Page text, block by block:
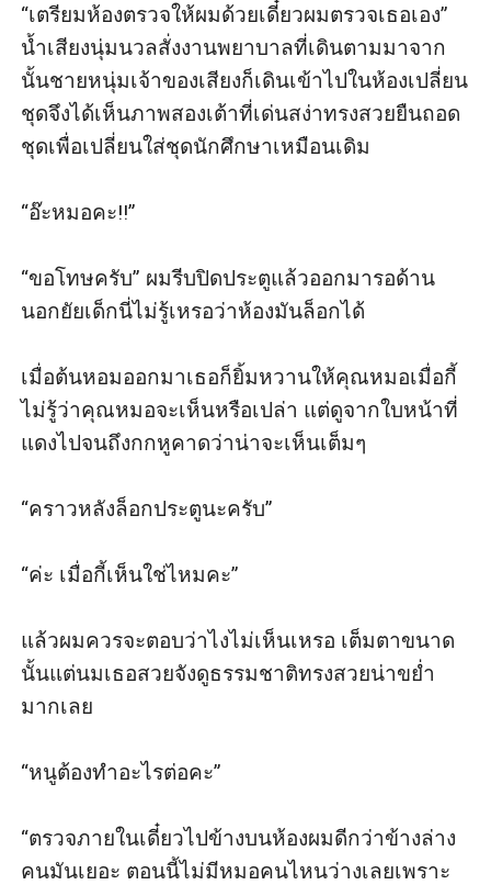
“เตรียมห้องตรวจให้ผมด้วยเดี๋ยวผมตรวจเธอเอง”
น้ำเสียงนุ่มนวลสั่งงานพยาบาลที่เดินตามมาจาก
นั้นชายหนุ่มเจ้าของเสียงก็เดินเข้าไปในห้องเปลี่ยน
ชุดจึงได้เห็นภาพสองเต้าที่เด่นสง่าทรงสวยยืนถอด
ชุดเพื่อเปลี่ยนใส่ชุดนักศึกษาเหมือนเดิม
“อ๊ะหมอคะ!!”
“ขอโทษครับ” ผมรีบปิดประตูแล้วออกมารอด้าน
นอกยัยเด็กนี่ไม่รู้เหรอว่าห้องมันล็อกได้
เมื่อต้นหอมออกมาเธอก็ยิ้มหวานให้คุณหมอเมื่อกี้
ไม่รู้ว่าคุณหมอจะเห็นหรือเปล่า แต่ดูจากใบหน้าที่
แดงไปจนถึงกกหูคาดว่าน่าจะเห็นเต็มๆ
“คราวหลังล็อกประตูนะครับ”
“ค่ะ เมื่อกี้เห็นใช่ไหมคะ”
แล้วผมควรจะตอบว่าไงไม่เห็นเหรอ เต็มตาขนาด
นั้นแต่นมเธอสวยจังดูธรรมชาติทรงสวยน่าขย่ำ
มากเลย
“หนูต้องทำอะไรต่อคะ”
“ตรวจภายในเดี๋ยวไปข้างบนห้องผมดีกว่าข้างล่าง
คนมันเยอะ ตอนนี้ไม่มีหมอคนไหนว่างเลยเพราะ